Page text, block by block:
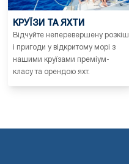
КРУЇЗИ ТА ЯХТИ
Відчуйте неперевершену розкіш
і пригоди у відкритому морі з
нашими круїзами преміум-
класу та орендою яхт.